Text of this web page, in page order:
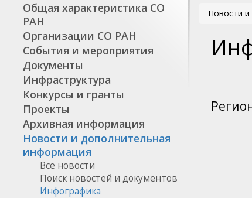
Общая характеристика СО
РАН
Организации СО РАН
События и мероприятия
Документы
Инфраструктура
Конкурсы и гранты
Проекты
Архивная информация
Новости и дополнительная
информация
Все новости
Поиск новостей и документов
Инфографика
Новости